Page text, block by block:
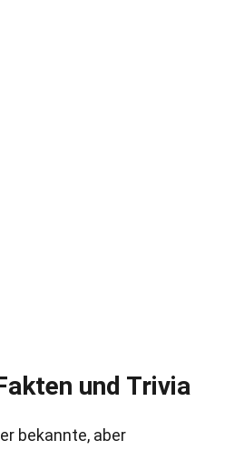
und Trivia
bekannte, aber